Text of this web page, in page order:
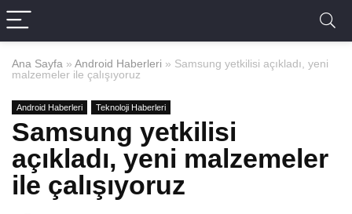
Ana Sayfa » Android Haberleri » Samsung yetkilisi açıkladı, yeni
malzemeler ile çalışıyoruz
Android Haberleri Teknoloji Haberleri
Samsung yetkilisi
açıkladı, yeni malzemeler
ile çalışıyoruz